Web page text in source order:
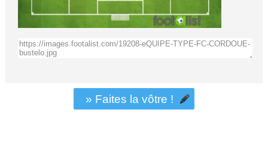
» Faites la vôtre !